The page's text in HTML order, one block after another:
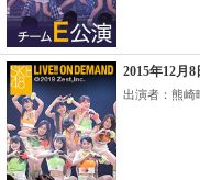
2015年12月
出演者：熊崎